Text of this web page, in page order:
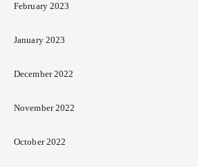
February 2023
January 2023
December 2022
November 2022
October 2022